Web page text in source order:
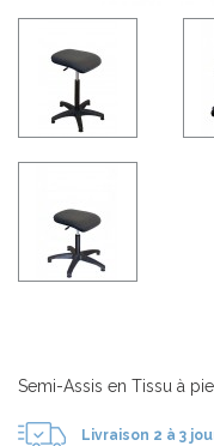
Semi-Assis en Tissu à
Livraison 2 à 3